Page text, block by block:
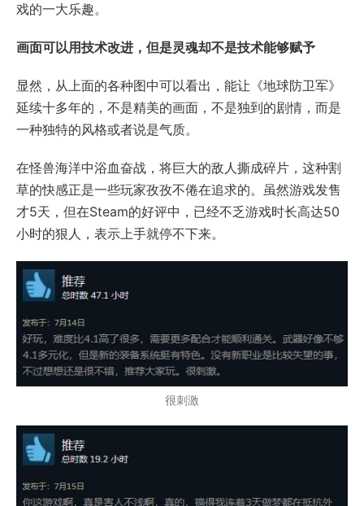
戏的一大乐趣。
画面可以用技术改进，但是灵魂却不是技术能够赋予
显然，从上面的各种图中可以看出，能让《地球防卫军》
延续十多年的，不是精美的画面，不是独到的剧情，而是
一种独特的风格或者说是气质。
在怪兽海洋中浴血奋战，将巨大的敌人撕成碎片，这种割
草的快感正是一些玩家孜孜不倦在追求的。虽然游戏发售
才5天，但在Steam的好评中，已经不乏游戏时长高达50
小时的狠人，表示上手就停不下来。
很刺激